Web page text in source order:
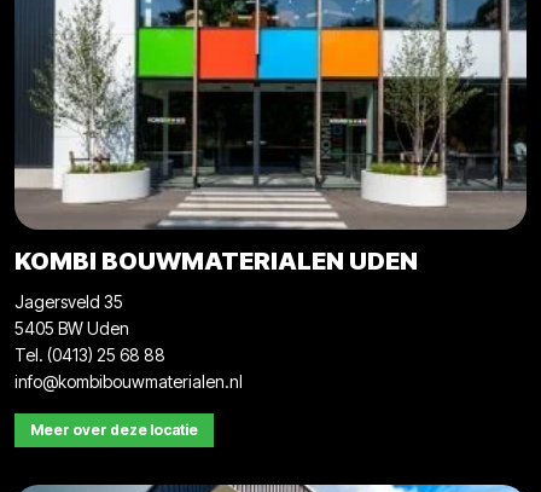
KOMBI BOUWMATERIALEN UDEN
Jagersveld 35
5405 BW Uden
Tel. (0413) 25 68 88
info@kombibouwmaterialen.nl
Meer over deze locatie